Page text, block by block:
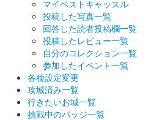
小幡城 御城印
小幡城 御城印 織田信
小幡城 御城印
マイベストキャッスル
投稿した写真一覧
回答した読者投稿欄一覧
投稿したレビュー一覧
自分のコレクション一覧
参加したイベント一覧
各種設定変更
攻城済み一覧
行きたいお城一覧
挑戦中のバッジ一覧